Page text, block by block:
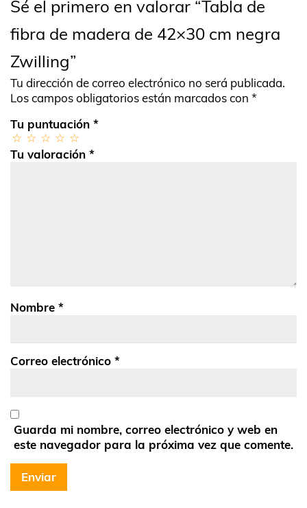
Sé el primero en valorar “Tabla de
fibra de madera de 42×30 cm negra
Zwilling”
Tu dirección de correo electrónico no será publicada.
Los campos obligatorios están marcados con *
Tu puntuación *
Tu valoración *
Nombre *
Correo electrónico *
Guarda mi nombre, correo electrónico y web en
este navegador para la próxima vez que comente.